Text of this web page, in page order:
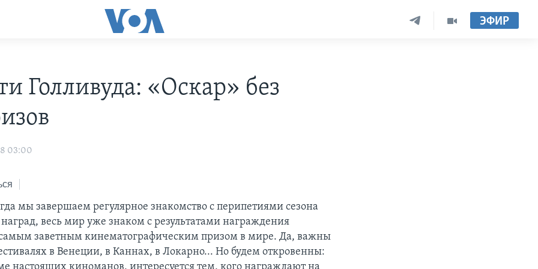
ЭФИР
Голливуда: «Оскар» без
03:00
мы завершаем регулярное знакомство с перипетиями сезона
наград, весь мир уже знаком с результатами награждения
заветным кинематографическим призом в мире. Да, важны
в Венеции, в Каннах, в Локарно... Но будем откровенны: